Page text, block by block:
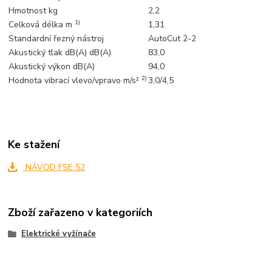
Hmotnost kg
2,2
Celková délka m 1)
1,31
Standardní řezný nástroj
AutoCut 2-2
Akustický tlak dB(A) dB(A)
83,0
Akustický výkon dB(A)
94,0
Hodnota vibrací vlevo/vpravo m/s²2) 3,0/4,5
Ke stažení
NÁVOD FSE 52
Zboží zařazeno v kategoriích
Elektrické vyžínače